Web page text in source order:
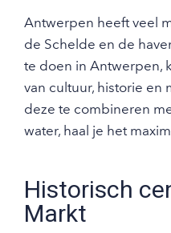
Antwerpen heeft veel
de Schelde en de
te doen in Antwerpen,
van cultuur, historie en
deze te combineren
water, haal je het
Historisch
Markt